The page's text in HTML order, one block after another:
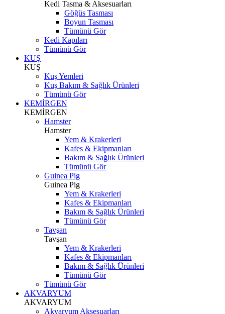
Kedi Tasma & Aksesuarları
Göğüs Tasması
Boyun Tasması
Tümünü Gör
Kedi Kapıları
Tümünü Gör
KUŞ
KUŞ
Kuş Yemleri
Kuş Bakım & Sağlık Ürünleri
Tümünü Gör
KEMİRGEN
KEMİRGEN
Hamster
Hamster
Yem & Krakerleri
Kafes & Ekipmanları
Bakım & Sağlık Ürünleri
Tümünü Gör
Guinea Pig
Guinea Pig
Yem & Krakerleri
Kafes & Ekipmanları
Bakım & Sağlık Ürünleri
Tümünü Gör
Tavşan
Tavşan
Yem & Krakerleri
Kafes & Ekipmanları
Bakım & Sağlık Ürünleri
Tümünü Gör
Tümünü Gör
AKVARYUM
AKVARYUM
Akvaryum Aksesuarları